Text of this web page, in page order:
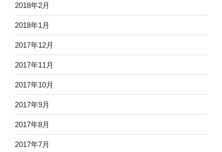
2018年2月
2018年1月
2017年12月
2017年11月
2017年10月
2017年9月
2017年8月
2017年7月